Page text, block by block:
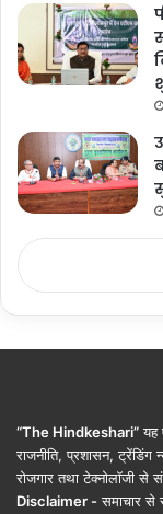
“The Hindkeshari”यह
राजनीति, प्रशासन,
रोजगार तथा टेक्नोलॉजी से
Disclaimer - समाचार से